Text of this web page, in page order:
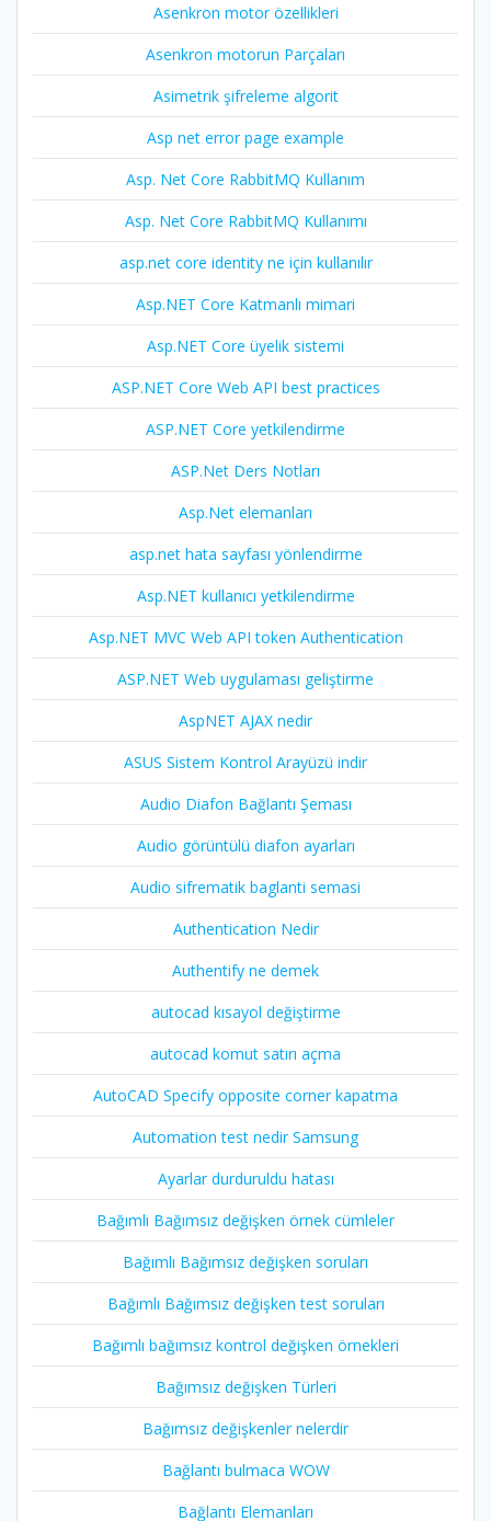
Asenkron motor özellikleri
Asenkron motorun Parçaları
Asimetrik şifreleme algorit
Asp net error page example
Asp. Net Core RabbitMQ Kullanım
Asp. Net Core RabbitMQ Kullanımı
asp.net core identity ne için kullanılır
Asp.NET Core Katmanlı mimari
Asp.NET Core üyelik sistemi
ASP.NET Core Web API best practices
ASP.NET Core yetkilendirme
ASP.Net Ders Notları
Asp.Net elemanları
asp.net hata sayfası yönlendirme
Asp.NET kullanıcı yetkilendirme
Asp.NET MVC Web API token Authentication
ASP.NET Web uygulaması geliştirme
AspNET AJAX nedir
ASUS Sistem Kontrol Arayüzü indir
Audio Diafon Bağlantı Şeması
Audio görüntülü diafon ayarları
Audio sifrematik baglanti semasi
Authentication Nedir
Authentify ne demek
autocad kısayol değiştirme
autocad komut satırı açma
AutoCAD Specify opposite corner kapatma
Automation test nedir Samsung
Ayarlar durduruldu hatası
Bağımlı Bağımsız değişken örnek cümleler
Bağımlı Bağımsız değişken soruları
Bağımlı Bağımsız değişken test soruları
Bağımlı bağımsız kontrol değişken örnekleri
Bağımsız değişken Türleri
Bağımsız değişkenler nelerdir
Bağlantı bulmaca WOW
Bağlantı Elemanları